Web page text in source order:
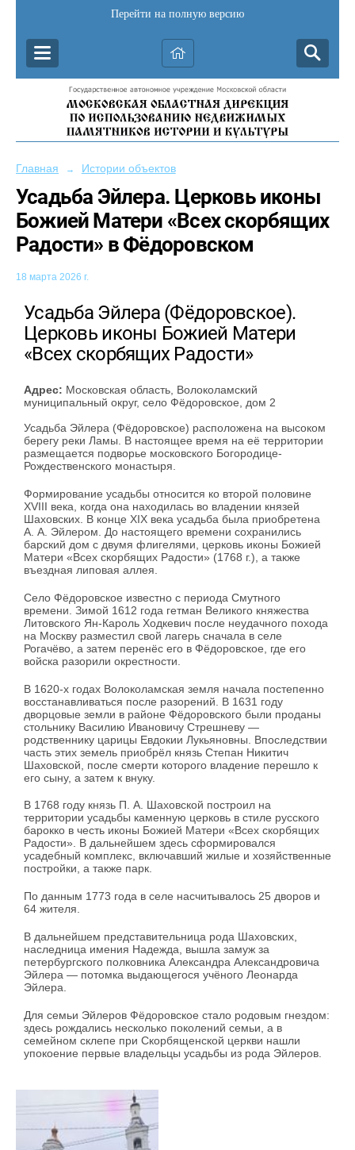
Перейти на полную версию
Главная → Истории объектов
Усадьба Эйлера. Церковь иконы
Божией Матери «Всех скорбящих
Радости» в Фёдоровском
18 марта 2026 г.
Усадьба Эйлера (Фёдоровское).
Церковь иконы Божией Матери
«Всех скорбящих Радости»
Адрес: Московская область, Волоколамский
муниципальный округ, село Фёдоровское, дом 2
Усадьба Эйлера (Фёдоровское) расположена на высоком
берегу реки Ламы. В настоящее время на её территории
размещается подворье московского Богородице-
Рождественского монастыря.
Формирование усадьбы относится ко второй половине
XVIII века, когда она находилась во владении князей
Шаховских. В конце XIX века усадьба была приобретена
А. А. Эйлером. До настоящего времени сохранились
барский дом с двумя флигелями, церковь иконы Божией
Матери «Всех скорбящих Радости» (1768 г.), а также
въездная липовая аллея.
Село Фёдоровское известно с периода Смутного
времени. Зимой 1612 года гетман Великого княжества
Литовского Ян-Кароль Ходкевич после неудачного похода
на Москву разместил свой лагерь сначала в селе
Рогачёво, а затем перенёс его в Фёдоровское, где его
войска разорили окрестности.
В 1620-х годах Волоколамская земля начала постепенно
восстанавливаться после разорений. В 1631 году
дворцовые земли в районе Фёдоровского были проданы
стольнику Василию Ивановичу Стрешневу —
родственнику царицы Евдокии Лукьяновны. Впоследствии
часть этих земель приобрёл князь Степан Никитич
Шаховской, после смерти которого владение перешло к
его сыну, а затем к внуку.
В 1768 году князь П. А. Шаховской построил на
территории усадьбы каменную церковь в стиле русского
барокко в честь иконы Божией Матери «Всех скорбящих
Радости». В дальнейшем здесь сформировался
усадебный комплекс, включавший жилые и хозяйственные
постройки, а также парк.
По данным 1773 года в селе насчитывалось 25 дворов и
64 жителя.
В дальнейшем представительница рода Шаховских,
наследница имения Надежда, вышла замуж за
петербургского полковника Александра Александровича
Эйлера — потомка выдающегося учёного Леонарда
Эйлера.
Для семьи Эйлеров Фёдоровское стало родовым гнездом:
здесь рождались несколько поколений семьи, а в
семейном склепе при Скорбященской церкви нашли
упокоение первые владельцы усадьбы из рода Эйлеров.